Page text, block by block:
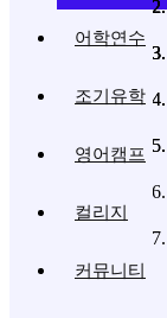
어학연수
조기유학
영어캠프
컬리지
커뮤니티
캐노
인재들